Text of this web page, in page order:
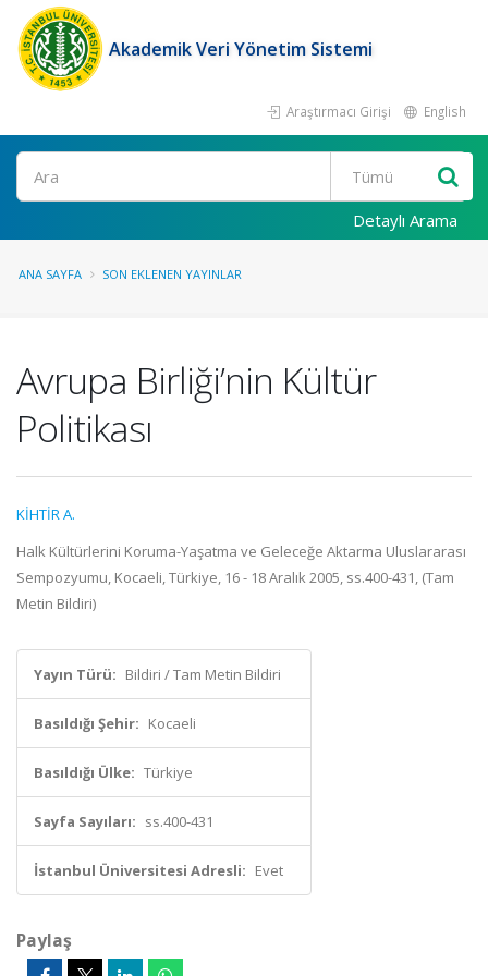
Akademik Veri Yönetim Sistemi
Araştırmacı Girişi English
Ara
Detaylı Arama
ANA SAYFA SON EKLENEN YAYINLAR
Avrupa Birliği’nin Kültür
Politikası
KİHTİR A.
Halk Kültürlerini Koruma-Yaşatma ve Geleceğe Aktarma Uluslararası
Sempozyumu, Kocaeli, Türkiye, 16 - 18 Aralık 2005, ss.400-431, (Tam
Metin Bildiri)
Yayın Türü: Bildiri / Tam Metin Bildiri
Basıldığı Şehir: Kocaeli
Basıldığı Ülke: Türkiye
Sayfa Sayıları: ss.400-431
İstanbul Üniversitesi Adresli: Evet
Paylaş